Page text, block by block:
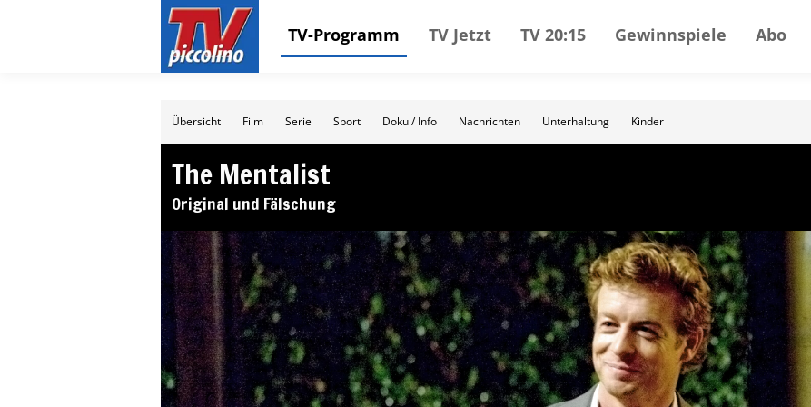
TV-Programm TV Jetzt TV 20:15 Gewinnspiele Abo
Übersicht Film Serie Sport Doku / Info Nachrichten Unterhaltung Kinder
The Mentalist
Original und Fälschung